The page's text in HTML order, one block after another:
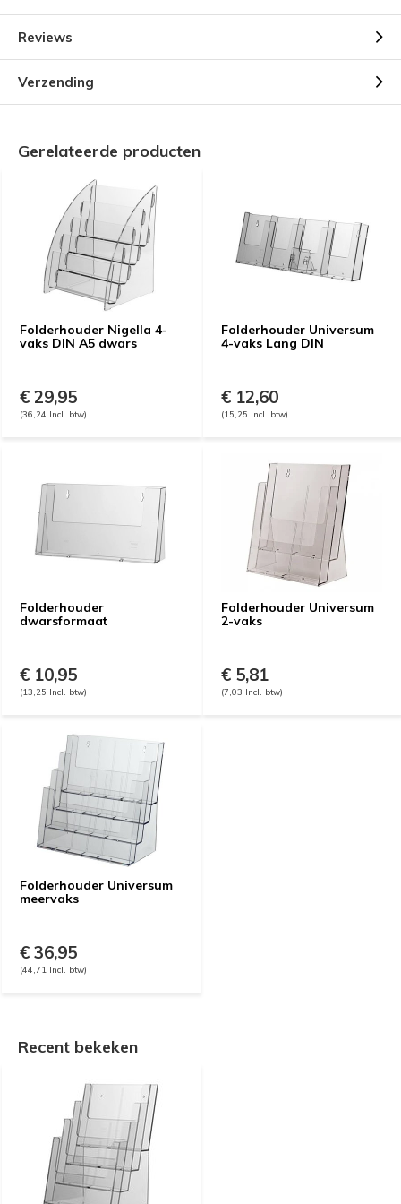
Reviews
Verzending
Gerelateerde producten
Folderhouder Nigella 4-
vaks DIN A5 dwars
€ 29,95
(36,24 Incl. btw)
Folderhouder Universum
4-vaks Lang DIN
€ 12,60
(15,25 Incl. btw)
Folderhouder
dwarsformaat
€ 10,95
(13,25 Incl. btw)
Folderhouder Universum
2-vaks
€ 5,81
(7,03 Incl. btw)
Folderhouder Universum
meervaks
€ 36,95
(44,71 Incl. btw)
Recent bekeken